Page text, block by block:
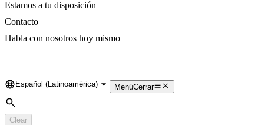
Estamos a tu disposición
Contacto
Habla con nosotros hoy mismo
Language
Español (Latinoamérica) MenúCerrar
Search
Clear